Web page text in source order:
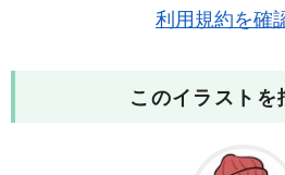
利用規約を確
このイラストを